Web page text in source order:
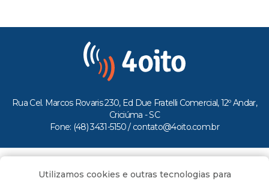
Rua Cel. Marcos Rovaris 230, Ed Due Fratelli Comercial, 12º Andar,
Criciúma - SC
Fone: (48) 3431-5150 / contato@4oito.com.br
Todos os direitos reservados ao Portal 4oito
Utilizamos cookies e outras tecnologias para